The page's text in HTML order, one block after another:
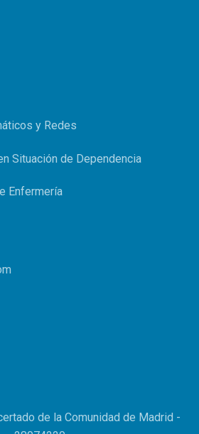
y Redes
Situación de Dependencia
Enfermería
de la Comunidad de Madrid -